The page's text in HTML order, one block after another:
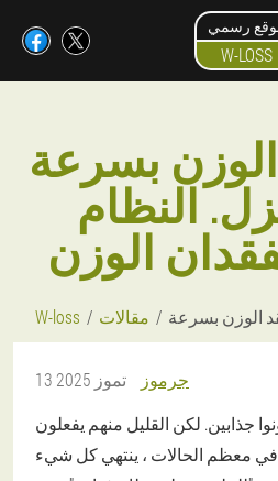
رسمي
W-LOSS
بسرعة
النظام
الوزن
W-loss مقالات الوزن بسرعة
13 تموز 2025
جرموز
جذابين. لكن القليل منهم يفعلون
معظم الحالات ، ينتهي كل شيء